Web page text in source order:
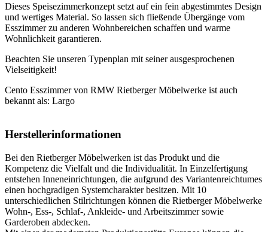
Dieses Speisezimmerkonzept setzt auf ein fein abgestimmtes Design
und wertiges Material. So lassen sich fließende Übergänge vom
Esszimmer zu anderen Wohnbereichen schaffen und warme
Wohnlichkeit garantieren.
Beachten Sie unseren Typenplan mit seiner ausgesprochenen
Vielseitigkeit!
Cento Esszimmer von RMW Rietberger Möbelwerke ist auch
bekannt als: Largo
Herstellerinformationen
Bei den Rietberger Möbelwerken ist das Produkt und die
Kompetenz die Vielfalt und die Individualität. In Einzelfertigung
entstehen Inneneinrichtungen, die aufgrund des Variantenreichtumes
einen hochgradigen Systemcharakter besitzen. Mit 10
unterschiedlichen Stilrichtungen können die Rietberger Möbelwerke
Wohn-, Ess-, Schlaf-, Ankleide- und Arbeitszimmer sowie
Garderoben abdecken.